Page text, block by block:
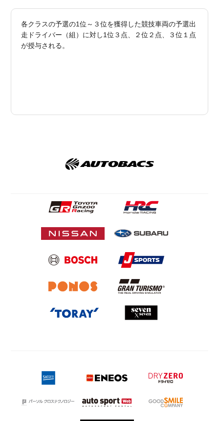
各クラスの予選の1位～３位を獲得した競技車両の予選出
走ドライバー（組）に対し1位３点、２位２点、３位１点
が授与される。